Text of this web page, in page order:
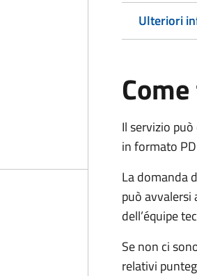
Ulteriori
Il servizio
in formato
La domanda
può
dell’équipe
Se non ci
relativi